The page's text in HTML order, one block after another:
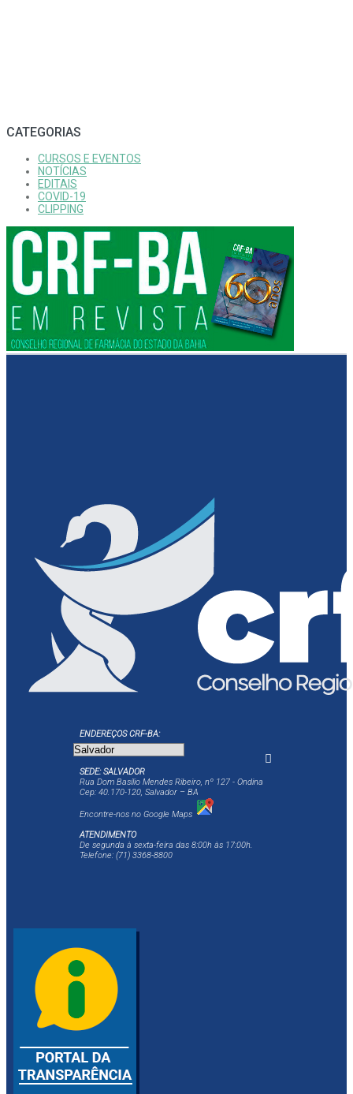
CATEGORIAS
CURSOS E EVENTOS
NOTÍCIAS
EDITAIS
COVID-19
CLIPPING
ENDEREÇOS CRF-BA:
SEDE: SALVADOR
Rua Dom Basílio Mendes Ribeiro, nº 127 - Ondina
Cep: 40.170-120, Salvador – BA
Encontre-nos no Google Maps
ATENDIMENTO
De segunda à sexta-feira das 8:00h às 17:00h.
Telefone: (71) 3368-8800